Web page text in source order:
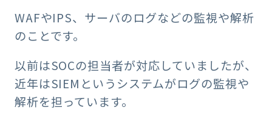
WAFやIPS、サーバのログなどの監視や解析
のことです。
以前はSOCの担当者が対応していましたが、
近年はSIEMというシステムがログの監視や
解析を担っています。